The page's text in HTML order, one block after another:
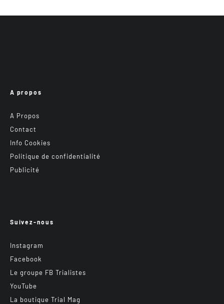
A propos
A Propos
Contact
Info Cookies
Politique de confidentialité
Publicité
Suivez-nous
Instagram
Facebook
Le groupe FB Trialistes
YouTube
La boutique Trial Mag